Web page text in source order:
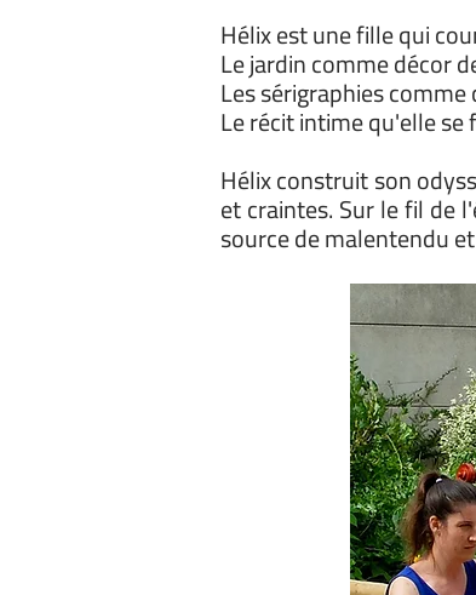
Hélix est une fille qui
Le jardin comme décor
Les sérigraphies
Le récit intime qu'elle
Hélix construit son
et craintes. Sur le fil de
source de malentendu